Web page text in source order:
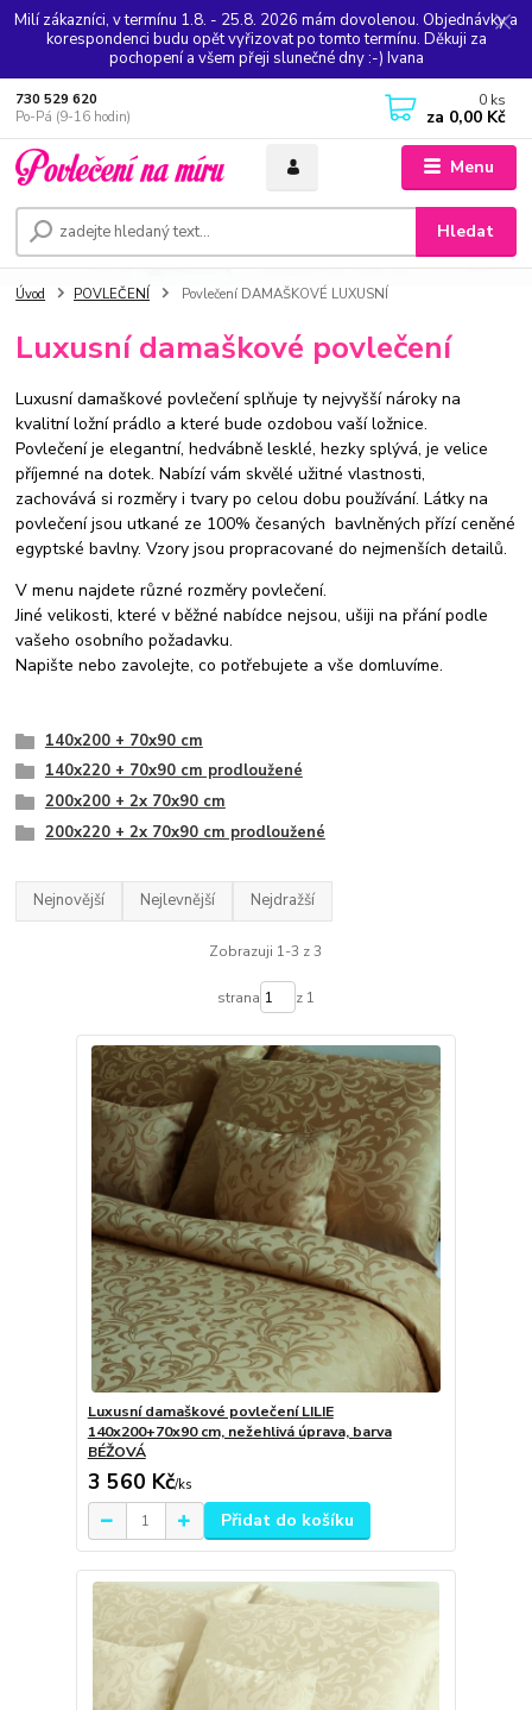
Milí zákazníci, v termínu 1.8. - 25.8. 2026 mám dovolenou. Objednávky a
korespondenci budu opět vyřizovat po tomto termínu. Děkuji za
pochopení a všem přeji slunečné dny :-) Ivana
Menu
Hledat
730 529 620
Po-Pá (9-16 hodin)
0 ks
za 0,00 Kč
Úvod POVLEČENÍ Povlečení DAMAŠKOVÉ LUXUSNÍ
Luxusní damaškové povlečení
Luxusní damaškové povlečení splňuje ty nejvyšší nároky na
kvalitní ložní prádlo a kterébude ozdobou vaší ložnice.
Povlečení je elegantní, hedvábně lesklé, hezky splývá, je velice
příjemné na dotek. Nabízí vámskvělé užitné vlastnosti,
zachovává si rozměry i tvary po celou dobu používání.Látky na
povlečení jsou utkané ze 100% česaných bavlněných přízí ceněné
egyptské bavlny. Vzory jsou propracované do nejmenších detailů.
V menu najdete různé rozměry povlečení.
Jiné velikosti, které v běžné nabídce nejsou, ušiji na přání podle
vašeho osobního požadavku.
Napište nebo zavolejte, co potřebujete a vše domluvíme.
140x200 + 70x90 cm
140x220 + 70x90 cm prodloužené
200x200 + 2x 70x90 cm
200x220 + 2x 70x90 cm prodloužené
Nejnovější Nejlevnější Nejdražší
Zobrazuji 1-3 z 3
strana z 1
Luxusní damaškové povlečení LILIE
140x200+70x90 cm, nežehlivá úprava, barva
BÉŽOVÁ
3 560 Kč/ks
Přidat do košíku